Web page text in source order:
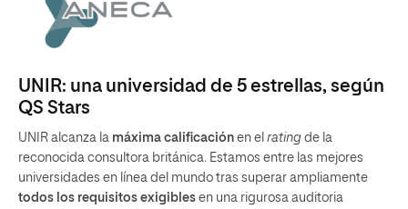
UNIR: una universidad de 5 estrellas, según
QS Stars
UNIR alcanza la máxima calificación en el rating de la
reconocida consultora británica. Estamos entre las mejores
universidades en línea del mundo tras superar ampliamente
todos los requisitos exigibles en una rigurosa auditoria